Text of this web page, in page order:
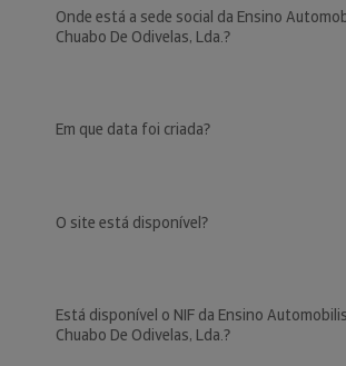
Onde está a sede social da Ensino
Chuabo De Odivelas, Lda.?
Em que data foi criada?
O site está disponível?
Está disponível o NIF da Ensino
Chuabo De Odivelas, Lda.?